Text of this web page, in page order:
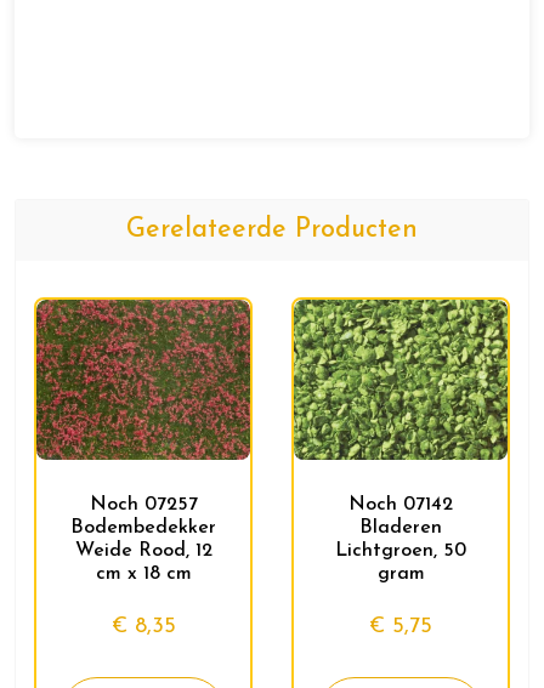
Gerelateerde Producten
Noch 07257
Bodembedekker
Weide Rood, 12
cm x 18 cm
€ 8,35
Noch 07142
Bladeren
Lichtgroen, 50
gram
€ 5,75